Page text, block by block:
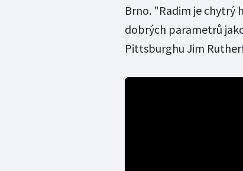
Brno. "Radim je chytrý
dobrých parametrů
Pittsburghu Jim